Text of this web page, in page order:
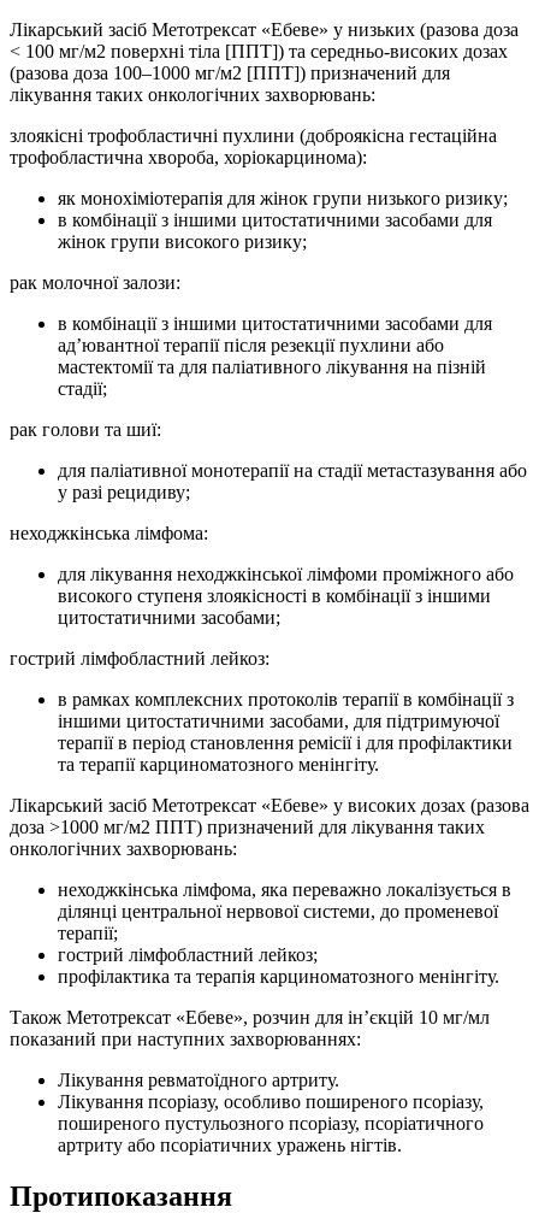
Лікарський засіб Метотрексат «Ебеве» у низьких (разова доза
< 100 мг/м2 поверхні тіла [ППТ]) та середньо-високих дозах
(разова доза 100‒1000 мг/м2 [ППТ]) призначений для
лікування таких онкологічних захворювань:
злоякісні трофобластичні пухлини (доброякісна гестаційна
трофобластична хвороба, хоріокарцинома):
як монохіміотерапія для жінок групи низького ризику;
в комбінації з іншими цитостатичними засобами для
жінок групи високого ризику;
рак молочної залози:
в комбінації з іншими цитостатичними засобами для
ад’ювантної терапії після резекції пухлини або
мастектомії та для паліативного лікування на пізній
стадії;
рак голови та шиї:
для паліативної монотерапії на стадії метастазування або
у разі рецидиву;
неходжкінська лімфома:
для лікування неходжкінської лімфоми проміжного або
високого ступеня злоякісності в комбінації з іншими
цитостатичними засобами;
гострий лімфобластний лейкоз:
в рамках комплексних протоколів терапії в комбінації з
іншими цитостатичними засобами, для підтримуючої
терапії в період становлення ремісії і для профілактики
та терапії карциноматозного менінгіту.
Лікарський засіб Метотрексат «Ебеве» у високих дозах (разова
доза >1000 мг/м2 ППТ) призначений для лікування таких
онкологічних захворювань:
неходжкінська лімфома, яка переважно локалізується в
ділянці центральної нервової системи, до променевої
терапії;
гострий лімфобластний лейкоз;
профілактика та терапія карциноматозного менінгіту.
Також Метотрексат «Ебеве», розчин для ін’єкцій 10 мг/мл
показаний при наступних захворюваннях:
Лікування ревматоїдного артриту.
Лікування псоріазу, особливо поширеного псоріазу,
поширеного пустульозного псоріазу, псоріатичного
артриту або псоріатичних уражень нігтів.
Протипоказання